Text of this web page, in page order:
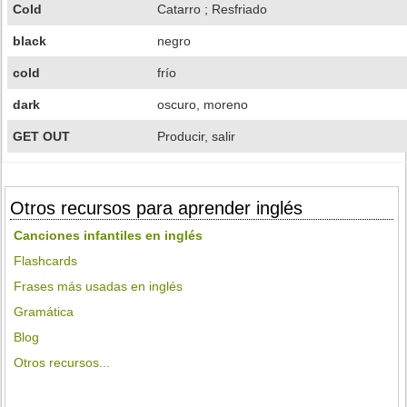
Cold Catarro ; Resfriado
black negro
cold frío
dark oscuro, moreno
GET OUT Producir, salir
Otros recursos para aprender inglés
Canciones infantiles en inglés
Flashcards
Frases más usadas en inglés
Gramática
Blog
Otros recursos...